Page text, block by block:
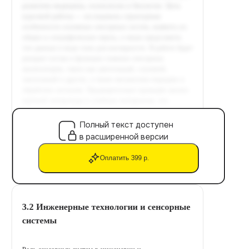
Полный текст доступен
в расширенной версии
Оплатить 399 р.
3.2 Инженерные технологии и сенсорные
системы